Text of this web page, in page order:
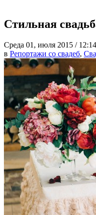
Стильная
Среда 01, июля 2015 / 12:14
в Репортажи со свадеб,